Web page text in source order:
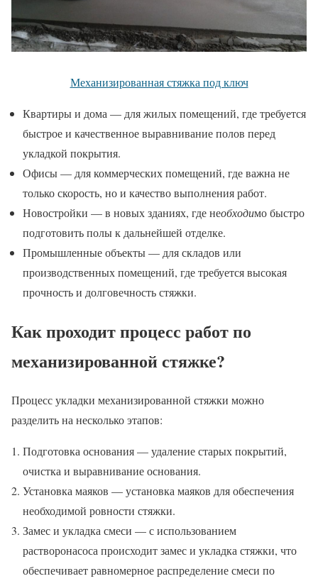
Механизированная стяжка под ключ
Квартиры и дома — для жилых помещений, где требуется
быстрое и качественное выравнивание полов перед
укладкой покрытия.
Офисы — для коммерческих помещений, где важна не
только скорость, но и качество выполнения работ.
Новостройки — в новых зданиях, где необходимо быстро
подготовить полы к дальнейшей отделке.
Промышленные объекты — для складов или
производственных помещений, где требуется высокая
прочность и долговечность стяжки.
Как проходит процесс работ по
механизированной стяжке?
Процесс укладки механизированной стяжки можно
разделить на несколько этапов:
Подготовка основания — удаление старых покрытий,
очистка и выравнивание основания.
Установка маяков — установка маяков для обеспечения
необходимой ровности стяжки.
Замес и укладка смеси — с использованием
растворонасоса происходит замес и укладка стяжки, что
обеспечивает равномерное распределение смеси по